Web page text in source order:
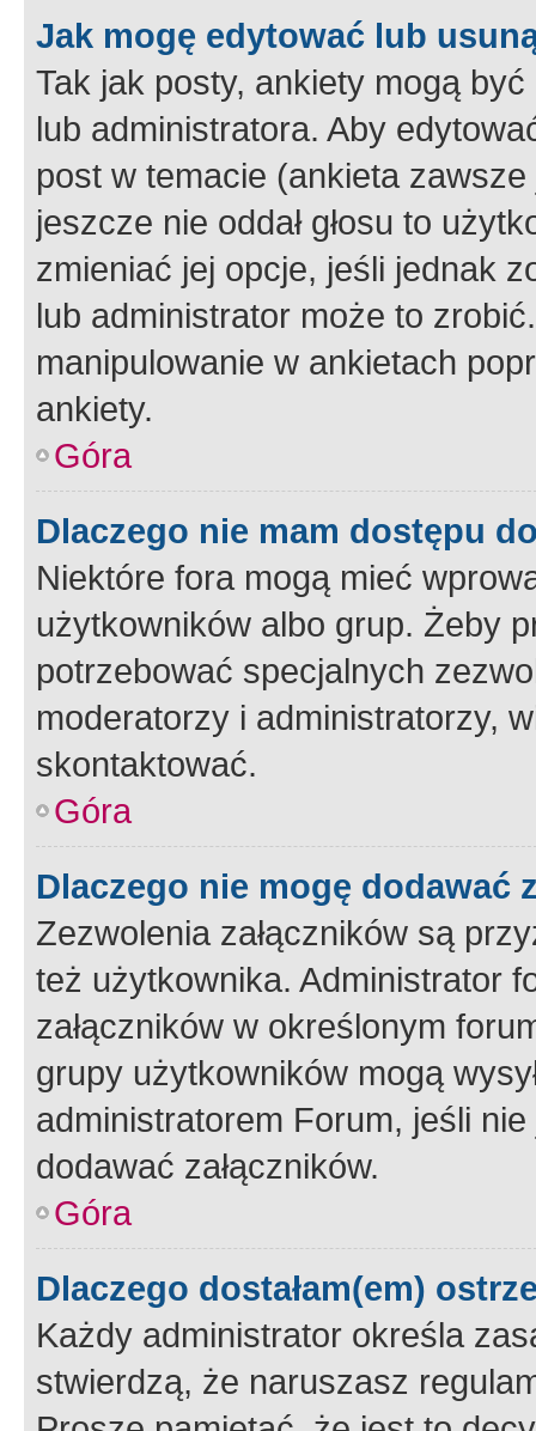
Jak mogę edytować lub
Tak jak posty, ankiety mogą
lub administratora. Aby
post w temacie (ankieta
jeszcze nie oddał głosu to
zmieniać jej opcje, jeśli jednak
lub administrator może to
manipulowanie w ankietach
ankiety.
Góra
Dlaczego nie mam dostępu
Niektóre fora mogą mieć
użytkowników albo grup. Żeby
potrzebować specjalnych
moderatorzy i administratorzy,
skontaktować.
Góra
Dlaczego nie mogę dodawać
Zezwolenia załączników są
też użytkownika. Administrator
załączników w określonym
grupy użytkowników mogą
administratorem Forum, jeśli
dodawać załączników.
Góra
Dlaczego dostałam(em)
Każdy administrator określa
stwierdzą, że naruszasz